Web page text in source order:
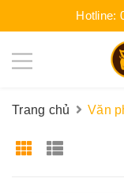
Hotline:
Trang chủ Văn